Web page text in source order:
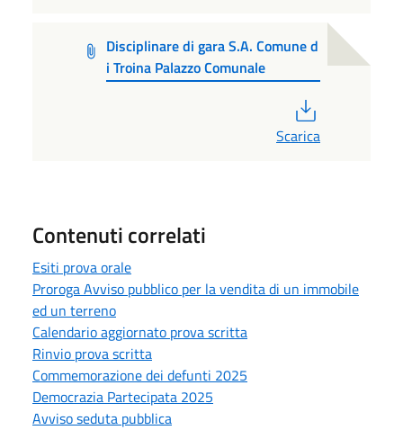
Disciplinare di gara S.A. Comune d
i Troina Palazzo Comunale
Scarica
Contenuti correlati
Esiti prova orale
Proroga Avviso pubblico per la vendita di un immobile
ed un terreno
Calendario aggiornato prova scritta
Rinvio prova scritta
Commemorazione dei defunti 2025
Democrazia Partecipata 2025
Avviso seduta pubblica